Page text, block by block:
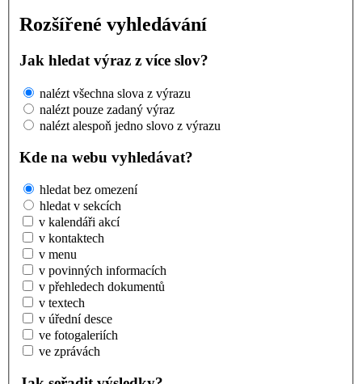
Rozšířené vyhledávání
Jak hledat výraz z více slov?
nalézt všechna slova z výrazu
nalézt pouze zadaný výraz
nalézt alespoň jedno slovo z výrazu
Kde na webu vyhledávat?
hledat bez omezení
hledat v sekcích
v kalendáři akcí
v kontaktech
v menu
v povinných informacích
v přehledech dokumentů
v textech
v úřední desce
ve fotogaleriích
ve zprávách